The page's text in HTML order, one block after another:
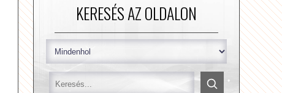
KERESÉS AZ OLDALON